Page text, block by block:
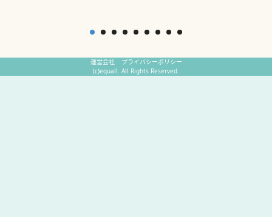
運営会社
プライバシーポリシー
(c)equall. All Rights Reserved.